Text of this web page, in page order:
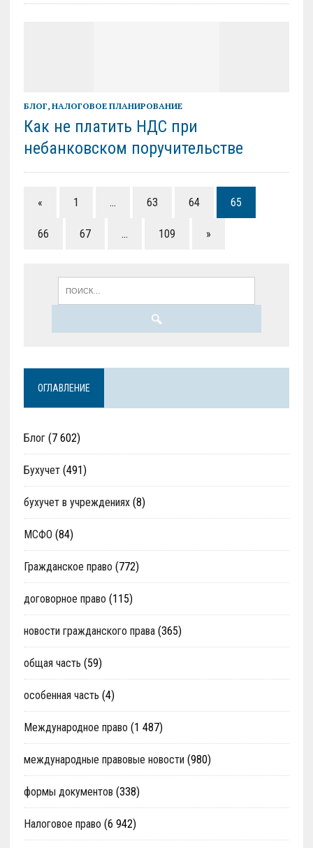
БЛОГ, НАЛОГОВОЕ ПЛАНИРОВАНИЕ
Как не платить НДС при
небанковском поручительстве
« 1 … 63 64 65
66 67 … 109 »
ОГЛАВЛЕНИЕ
Блог(7 602)
Бухучет(491)
бухучет в учреждениях(8)
МСФО (84)
Гражданское право (772)
договорное право (115)
новости гражданского права(365)
общая часть (59)
особенная часть (4)
Международное право (1 487)
международные правовые новости (980)
формы документов (338)
Налоговое право (6 942)